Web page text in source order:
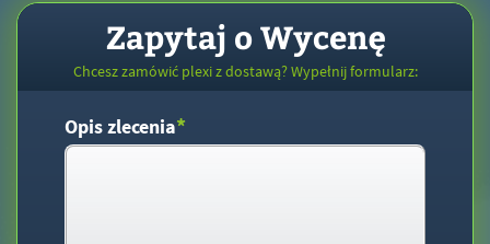
Zapytaj o Wycenę
Chcesz zamówić plexi z dostawą? Wypełnij formularz:
Opis zlecenia*